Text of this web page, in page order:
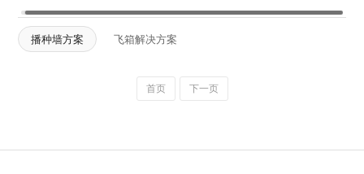
联系我们
播种墙方案 飞箱解决方案
首页 下一页